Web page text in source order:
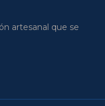
artesanal que se